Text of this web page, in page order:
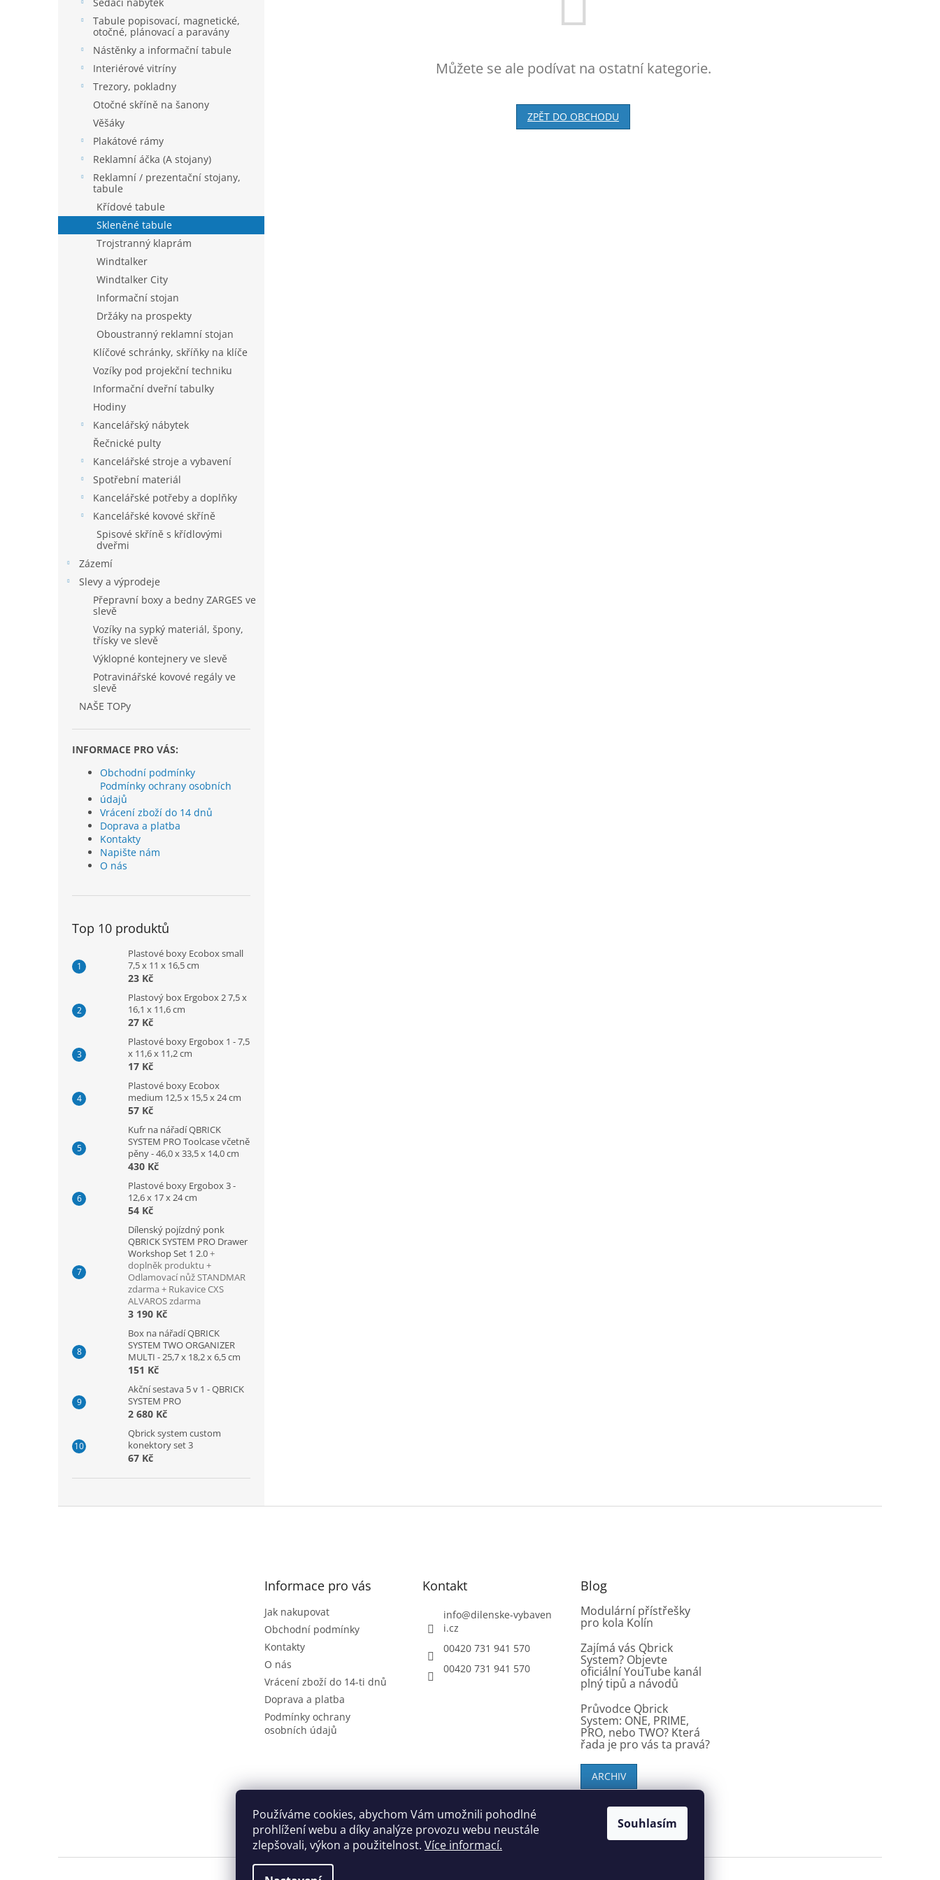
Používáme cookies, abychom Vám umožnili pohodlné
prohlížení webu a díky analýze provozu webu neustále
zlepšovali, výkon a použitelnost. Více informací.
Souhlasím
Tabule popisovací, magnetické,
otočné, plánovací a paravány
Nástěnky a informační tabule
Interiérové vitríny
Trezory, pokladny
Otočné skříně na šanony
Věšáky
Plakátové rámy
Reklamní áčka (A stojany)
Reklamní / prezentační stojany,
tabule
Křídové tabule
Skleněné tabule
Trojstranný klaprám
Windtalker
Windtalker City
Informační stojan
Držáky na prospekty
Oboustranný reklamní stojan
Klíčové schránky, skříňky na klíče
Vozíky pod projekční techniku
Informační dveřní tabulky
Hodiny
Kancelářský nábytek
Řečnické pulty
Kancelářské stroje a vybavení
Spotřební materiál
Kancelářské potřeby a doplňky
Kancelářské kovové skříně
Spisové skříně s křídlovými
dveřmi
Zázemí
Slevy a výprodeje
Přepravní boxy a bedny ZARGES ve
slevě
Vozíky na sypký materiál, špony,
třísky ve slevě
Výklopné kontejnery ve slevě
Potravinářské kovové regály ve
slevě
NAŠE TOPy
INFORMACE PRO VÁS:
Obchodní podmínky
Podmínky ochrany osobních
údajů
Vrácení zboží do 14 dnů
Doprava a platba
Kontakty
Napište nám
O nás
Top 10 produktů
Plastové boxy Ecobox small
7,5 x 11 x 16,5 cm
23 Kč
Plastový box Ergobox 2 7,5 x
16,1 x 11,6 cm
27 Kč
Plastové boxy Ergobox 1 - 7,5
x 11,6 x 11,2 cm
17 Kč
Plastové boxy Ecobox
medium 12,5 x 15,5 x 24 cm
57 Kč
Kufr na nářadí QBRICK
SYSTEM PRO Toolcase včetně
pěny - 46,0 x 33,5 x 14,0 cm
430 Kč
Plastové boxy Ergobox 3 -
12,6 x 17 x 24 cm
54 Kč
Dílenský pojízdný ponk
QBRICK SYSTEM PRO Drawer
Workshop Set 1 2.0+
doplněk produktu +
Odlamovací nůž STANDMAR
zdarma + Rukavice CXS
ALVAROS zdarma
3 190 Kč
Box na nářadí QBRICK
SYSTEM TWO ORGANIZER
MULTI - 25,7 x 18,2 x 6,5 cm
151 Kč
Akční sestava 5 v 1 - QBRICK
SYSTEM PRO
2 680 Kč
Qbrick system custom
konektory set 3
67 Kč
Můžete se ale podívat na ostatní kategorie.
ZPĚT DO OBCHODU
Informace pro vás
Jak nakupovat
Obchodní podmínky
Kontakty
O nás
Vrácení zboží do 14-ti dnů
Doprava a platba
Podmínky ochrany
osobních údajů
Kontakt
info@dilenske-vybaven
i.cz
00420 731 941 570
00420 731 941 570
Blog
Modulární přístřešky
pro kola Kolín
Zajímá vás Qbrick
System? Objevte
oficiální YouTube kanál
plný tipů a návodů
Průvodce Qbrick
System: ONE, PRIME,
PRO, nebo TWO? Která
řada je pro vás ta pravá?
ARCHIV
SK zákazníci - dielenske-vybavenie.sk